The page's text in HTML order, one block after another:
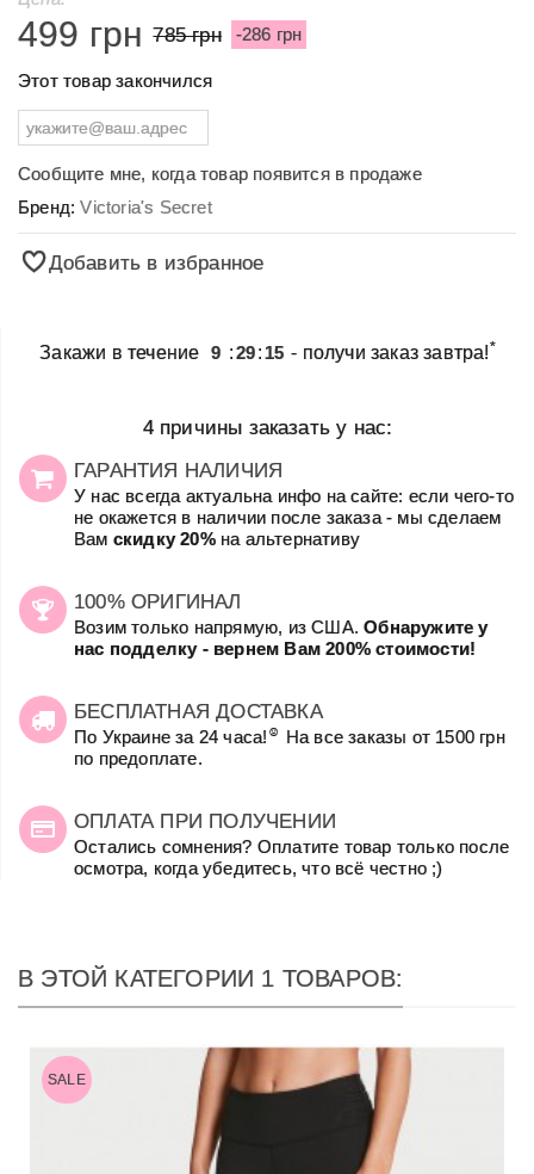
499 грн 785 грн -286 грн
Этот товар закончился
Сообщите мне, когда товар появится в продаже
Бренд:Victoria's Secret
Добавить в избранное
Закажи в течение 9 :29:15 - получи заказ завтра!*
4 причины заказать у нас:
ГАРАНТИЯ НАЛИЧИЯ
У нас всегда актуальна инфо на сайте: если чего-то
не окажется в наличии после заказа - мы сделаем
Вам скидку 20%на альтернативу
100% ОРИГИНАЛ
Возим только напрямую, из США.Обнаружите у
нас подделку - вернем Вам 200% стоимости!
БЕСПЛАТНАЯ ДОСТАВКА
По Украине за 24 часа! ☺
На все заказы от 1500 грн
по предоплате.
ОПЛАТА ПРИ ПОЛУЧЕНИИ
Остались сомнения? Оплатите товар только после
осмотра, когда убедитесь, что всё честно ;)
В ЭТОЙ КАТЕГОРИИ 1 ТОВАРОВ:
SALE